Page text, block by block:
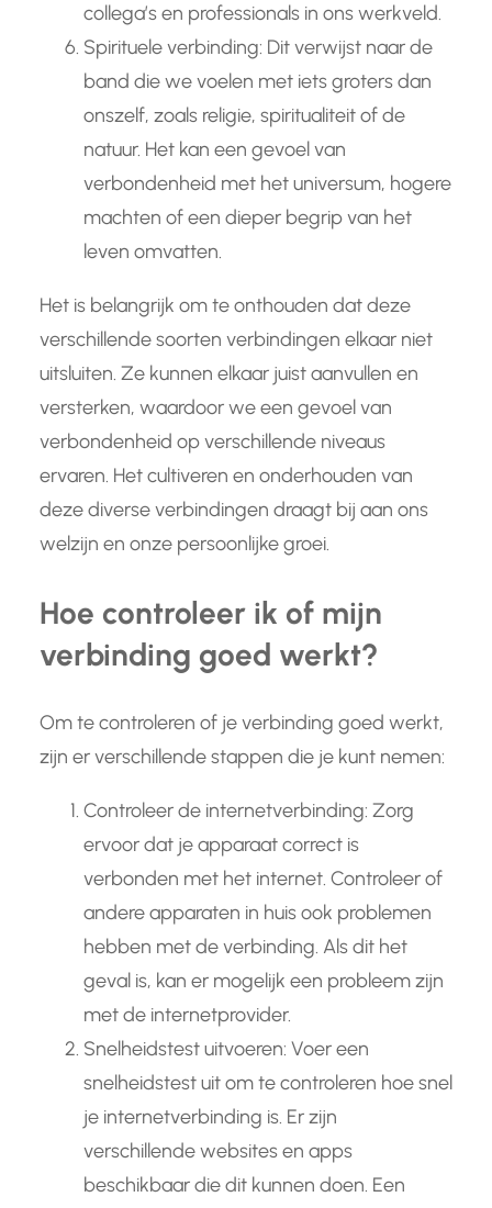
collega’s en professionals in ons werkveld.
Spirituele verbinding: Dit verwijst naar de
band die we voelen met iets groters dan
onszelf, zoals religie, spiritualiteit of de
natuur. Het kan een gevoel van
verbondenheid met het universum, hogere
machten of een dieper begrip van het
leven omvatten.
Het is belangrijk om te onthouden dat deze
verschillende soorten verbindingen elkaar niet
uitsluiten. Ze kunnen elkaar juist aanvullen en
versterken, waardoor we een gevoel van
verbondenheid op verschillende niveaus
ervaren. Het cultiveren en onderhouden van
deze diverse verbindingen draagt bij aan ons
welzijn en onze persoonlijke groei.
Hoe controleer ik of mijn
verbinding goed werkt?
Om te controleren of je verbinding goed werkt,
zijn er verschillende stappen die je kunt nemen:
Controleer de internetverbinding: Zorg
ervoor dat je apparaat correct is
verbonden met het internet. Controleer of
andere apparaten in huis ook problemen
hebben met de verbinding. Als dit het
geval is, kan er mogelijk een probleem zijn
met de internetprovider.
Snelheidstest uitvoeren: Voer een
snelheidstest uit om te controleren hoe snel
je internetverbinding is. Er zijn
verschillende websites en apps
beschikbaar die dit kunnen doen. Een